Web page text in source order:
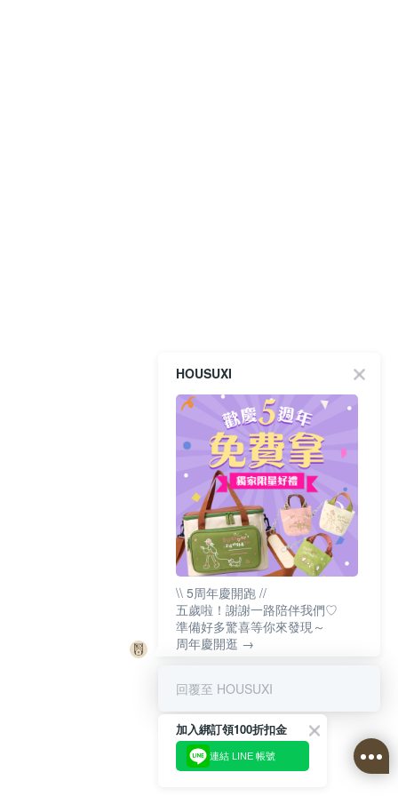
HOUSUXI
\\ 5周年慶開跑 //
五歲啦！謝謝一路陪伴我們♡
準備好多驚喜等你來發現～
周年慶開逛 →
回覆至 HOUSUXI
加入綁訂領100折扣金
連結 LINE 帳號